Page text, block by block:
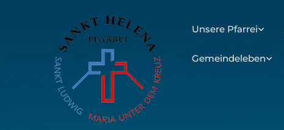
Unsere Pfarrei
Gemeindeleben